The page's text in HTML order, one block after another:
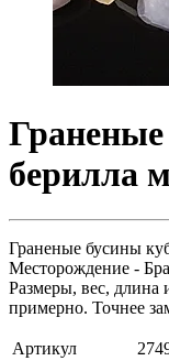
берилла
Граненые бусины
Месторождение -
Размеры, вес, длина
примерно. Точнее
Артикул